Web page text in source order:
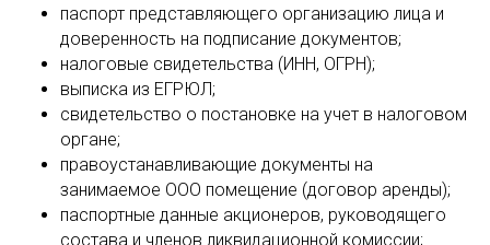
паспорт представляющего организацию лица и
доверенность на подписание документов;
налоговые свидетельства (ИНН, ОГРН);
выписка из ЕГРЮЛ;
свидетельство о постановке на учет в налоговом
органе;
правоустанавливающие документы на
занимаемое ООО помещение (договор аренды);
паспортные данные акционеров, руководящего
состава и членов ликвидационной комиссии;